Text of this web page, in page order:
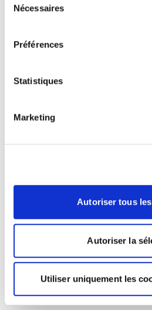
Nécessaires
Préférences
Statistiques
Marketing
Autoriser tous
Autoriser la
Utiliser uniquement les